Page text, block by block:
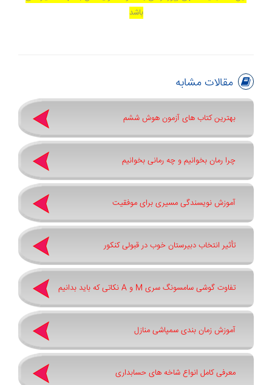
باشد
مقالات مشابه
بهترین کتاب های آزمون هوش ششم
چرا رمان بخوانیم و چه رمانی بخوانیم
آموزش نویسندگی مسیری برای موفقیت
تأثیر انتخاب دبیرستان خوب در قبولی کنکور
تفاوت گوشی سامسونگ سری ‏M‏ و ‏A نکاتی که باید بدانیم
آموزش زمان بندی سمپاشی منازل
معرفی کامل انواع شاخه های حسابداری